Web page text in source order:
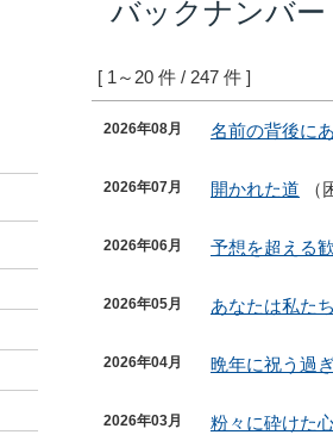
バックナンバー
[ 1～20 件 / 247 件 ]
2026年08月 名前の背後に
2026年07月 開かれた道 （
2026年06月 予想を超える
2026年05月 あなたは私た
2026年04月 晩年に祝う過
2026年03月 粉々に砕けた